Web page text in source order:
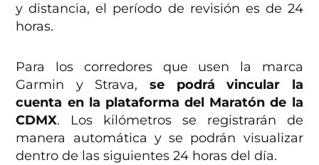
y distancia, el período de revisión es de 24
horas.
Para los corredores que usen la marca
Garmin y Strava, se podrá vincular la
cuenta en la plataforma del Maratón de la
CDMX. Los kilómetros se registrarán de
manera automática y se podrán visualizar
dentro de las siguientes 24 horas del día.